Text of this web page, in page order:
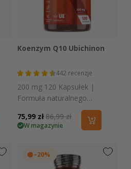
Koenzym Q10 Ubichinon
442 recenzje
200 mg 120 Kapsułek |
Formuła naturalnego
Cena
promocyjna
75,99 zł Cena
regularna
86,99 zł
W magazynie
–20%